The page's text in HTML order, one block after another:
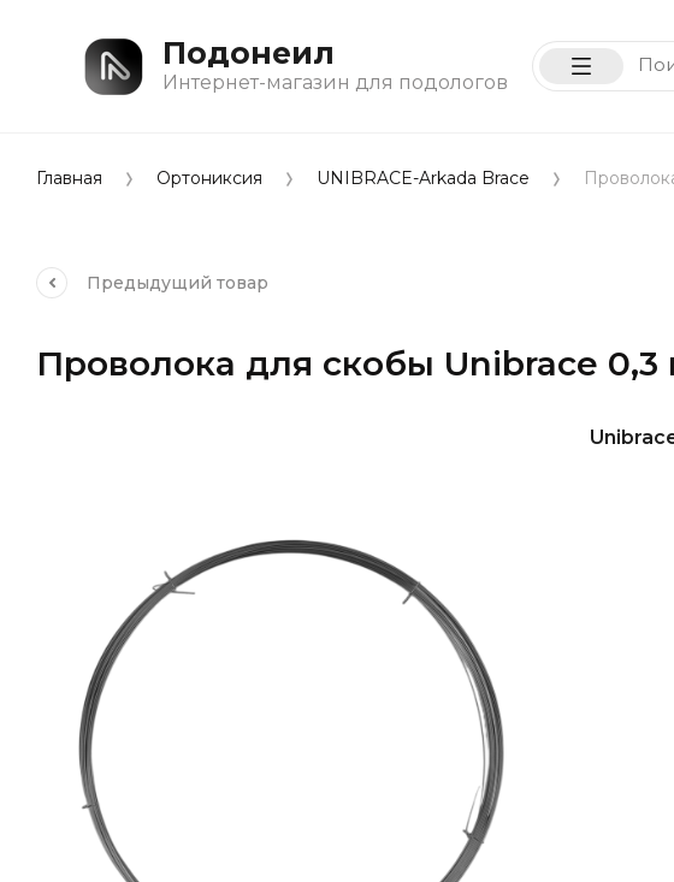
Подонеил
Интернет-магазин для подологов
Главная Ортониксия UNIBRACE-Arkada Brace
Предыдущий товар
Проволока для скобы Unibrace